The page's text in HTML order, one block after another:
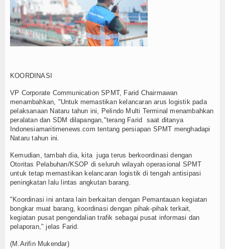
KOORDINASI
VP Corporate Communication SPMT, Farid Chairmawan
menambahkan, "Untuk memastikan kelancaran arus logistik pada
pelaksanaan Nataru tahun ini, Pelindo Multi Terminal menambahkan
peralatan dan SDM dilapangan,"terang Farid saat ditanya
Indonesiamaritimenews.com tentang persiapan SPMT menghadapi
Nataru tahun ini.
Kemudian, tambah dia, kita juga terus berkoordinasi dengan
Otoritas Pelabuhan/KSOP di seluruh wilayah operasional SPMT
untuk tetap memastikan kelancaran logistik di tengah antisipasi
peningkatan lalu lintas angkutan barang.
"Koordinasi ini antara lain berkaitan dengan Pemantauan kegiatan
bongkar muat barang, koordinasi dengan pihak-pihak terkait,
kegiatan pusat pengendalian trafik sebagai pusat informasi dan
pelaporan," jelas Farid.
(M.Arifin Mukendar)